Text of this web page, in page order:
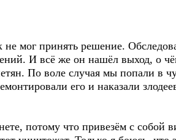
не мог принять решение.
И всё же он нашёл выход, о
По воле случая мы попали в
его и наказали
потому что привезём с собой